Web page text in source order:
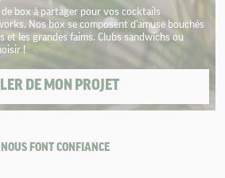
box à partager pour vos cocktails
Nos box se composent d'amuse bouchés
et les grandes faims. Clubs sandwichs ou
!
DE MON PROJET
FONT CONFIANCE